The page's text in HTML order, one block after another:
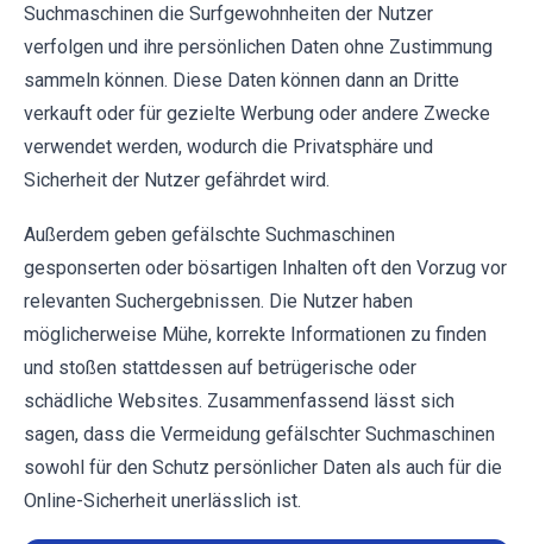
Suchmaschinen die Surfgewohnheiten der Nutzer
verfolgen und ihre persönlichen Daten ohne Zustimmung
sammeln können. Diese Daten können dann an Dritte
verkauft oder für gezielte Werbung oder andere Zwecke
verwendet werden, wodurch die Privatsphäre und
Sicherheit der Nutzer gefährdet wird.
Außerdem geben gefälschte Suchmaschinen
gesponserten oder bösartigen Inhalten oft den Vorzug vor
relevanten Suchergebnissen. Die Nutzer haben
möglicherweise Mühe, korrekte Informationen zu finden
und stoßen stattdessen auf betrügerische oder
schädliche Websites. Zusammenfassend lässt sich
sagen, dass die Vermeidung gefälschter Suchmaschinen
sowohl für den Schutz persönlicher Daten als auch für die
Online-Sicherheit unerlässlich ist.